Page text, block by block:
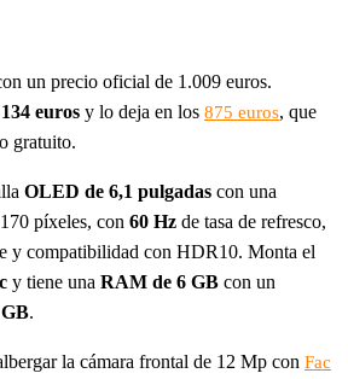
un precio oficial de 1.009 euros.
134 euros y lo deja en los 875 euros, que
gratuito.
OLED de 6,1 pulgadas con una
píxeles, con 60 Hz de tasa de refresco,
y compatibilidad con HDR10. Monta el
y tiene una RAM de 6 GB con un
.
la cámara frontal de 12 Mp con Fac